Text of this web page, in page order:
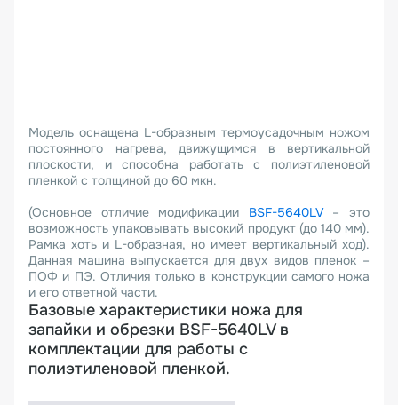
Модель оснащена L-образным термоусадочным ножом
постоянного нагрева, движущимся в вертикальной
плоскости, и способна работать с полиэтиленовой
пленкой с толщиной до 60 мкн.
(Основное отличие модификации BSF-5640LV– это
возможность упаковывать высокий продукт (до 140 мм).
Рамка хоть и L-образная, но имеет вертикальный ход).
Данная машина выпускается для двух видов пленок –
ПОФ и ПЭ. Отличия только в конструкции самого ножа
и его ответной части.
Базовые характеристики ножа для
запайки и обрезки BSF-5640LV в
комплектации для работы с
полиэтиленовой пленкой.